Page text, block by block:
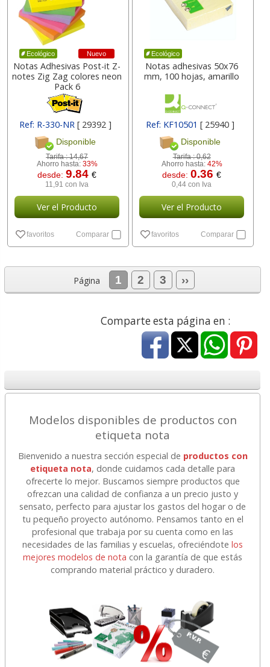
Ecológico Nuevo
Notas Adhesivas Post-it Z-
notes Zig Zag colores neon
Pack 6
Ref: R-330-NR [ 29392 ]
Disponible
Tarifa :14,67
Ahorro hasta: 33%
desde:9.84€
11,91 con Iva
Ver el Producto
favoritos Comparar
Ecológico
Notas adhesivas 50x76
mm, 100 hojas, amarillo
Ref: KF10501 [ 25940 ]
Disponible
Tarifa :0,62
Ahorro hasta: 42%
desde:0.36€
0,44 con Iva
Ver el Producto
favoritos Comparar
Página 1 2 3 ››
Comparte esta página en :
Modelos disponibles de productos con
etiqueta nota
Bienvenido a nuestra sección especial de productos con
etiqueta nota, donde cuidamos cada detalle para
ofrecerte lo mejor. Buscamos siempre productos que
ofrezcan una calidad de confianza a un precio justo y
sensato, perfecto para ajustar los gastos del hogar o de
tu pequeño proyecto autónomo. Pensamos tanto en el
profesional que trabaja por su cuenta como en las
necesidades de las familias y escuelas, ofreciéndotelos
mejores modelos de nota con la garantía de que estás
comprando material práctico y duradero.